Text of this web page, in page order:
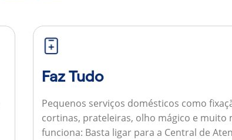
Faz Tudo
Pequenos serviços domésticos como
cortinas, prateleiras, olho mágico e muito
funciona: Basta ligar para a Central de